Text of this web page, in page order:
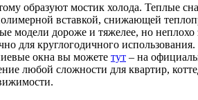
образуют мостик холода. Теплые
вставкой, снижающей
модели дороже и тяжелее, но
для круглогодичного
окна вы можете тут – на
любой сложности для квартир,